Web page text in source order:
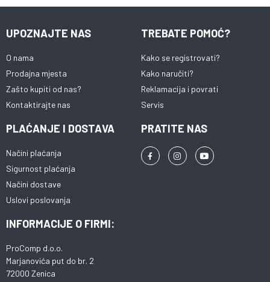
UPOZNAJTE NAS
O nama
Prodajna mjesta
Zašto kupiti od nas?
Kontaktirajte nas
TREBATE POMOĆ?
Kako se registrovati?
Kako naručiti?
Reklamacija i povrati
Servis
PLAĆANJE I DOSTAVA
Načini plaćanja
Sigurnost plaćanja
Načini dostave
Uslovi poslovanja
PRATITE NAS
INFORMACIJE O FIRMI:
ProComp d.o.o.
Marjanovića put do br. 2
72000 Zenica